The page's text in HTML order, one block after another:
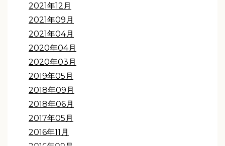
2021年12月
2021年09月
2021年04月
2020年04月
2020年03月
2019年05月
2018年09月
2018年06月
2017年05月
2016年11月